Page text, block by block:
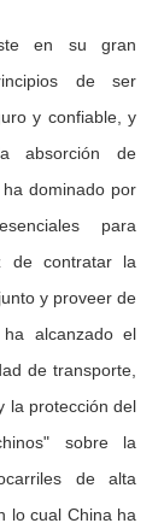
en su gran
de ser
y confiable, y
absorción de
dominado por
para
de contratar la
y proveer de
ha alcanzado el
de transporte,
la protección del
sobre la
de alta
lo cual China ha